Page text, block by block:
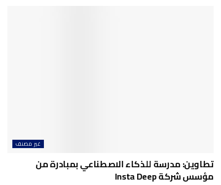
غير مصنف
تطاوين: مدرسة للذكاء الاصطناعي بمبادرة من
مؤسس شركة Insta Deep